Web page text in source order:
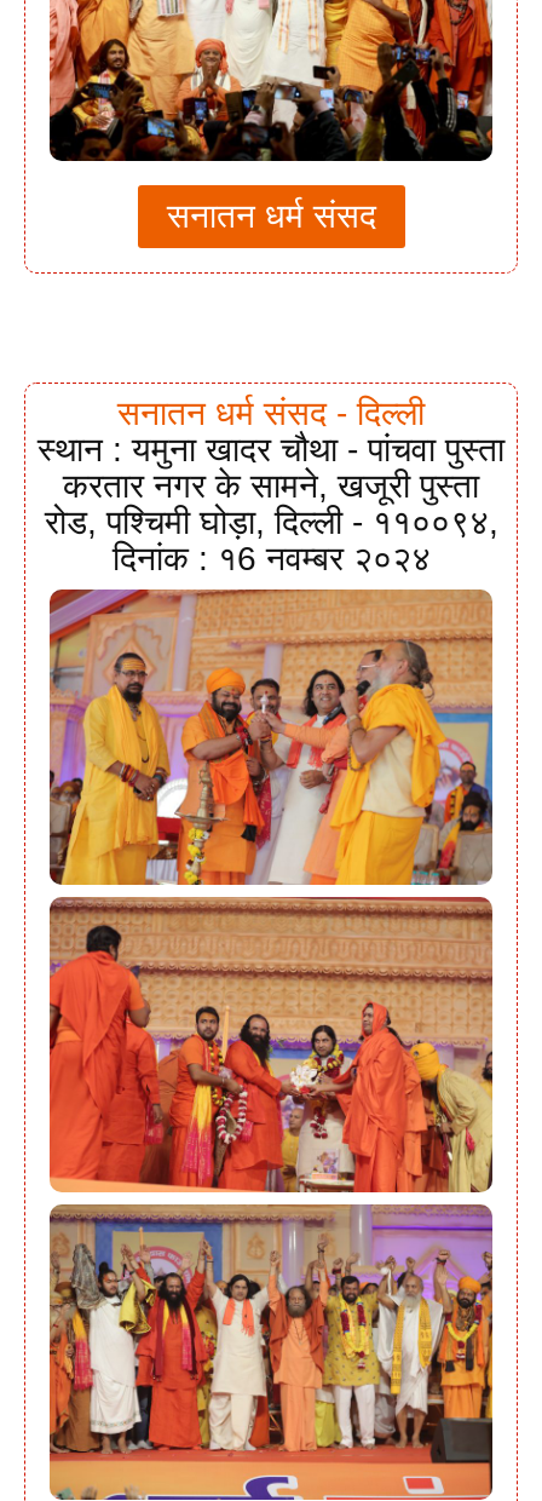
सनातन धर्म संसद
सनातन धर्म संसद - दिल्ली
स्थान : यमुना खादर चौथा - पांचवा पुस्ता
करतार नगर के सामने, खजूरी पुस्ता
रोड, पश्चिमी घोड़ा, दिल्ली - ११००९४,
दिनांक : १6 नवम्बर २०२४